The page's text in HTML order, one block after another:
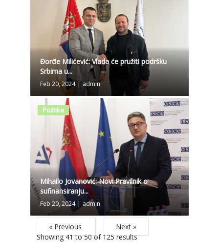
Đorđe Milićević: Vlada će pružiti podršku
Srbima u...
Feb 20, 2024 | admin
Politika
Mihailo Jovanović: Novi Pravilnik o
sufinansiranju...
Feb 20, 2024 | admin
« Previous
Next »
Showing41to50of 125results